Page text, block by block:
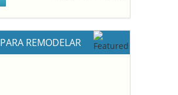
PARA REMODELAR